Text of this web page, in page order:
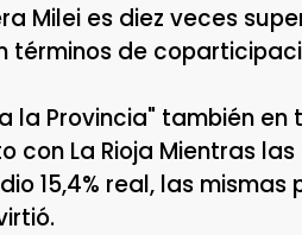
Milei es diez veces
términos de
la Provincia" también en
con La Rioja Mientras
15,4% real, las